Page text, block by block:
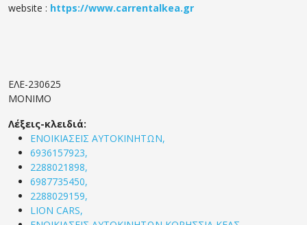
website : https://www.carrentalkea.gr
EΛΕ-230625
ΜΟΝΙΜΟ
Λέξεις-κλειδιά:
ΕΝΟΙΚΙΑΣΕΙΣ ΑΥΤΟΚΙΝΗΤΩΝ,
6936157923,
2288021898,
6987735450,
2288029159,
LION CARS,